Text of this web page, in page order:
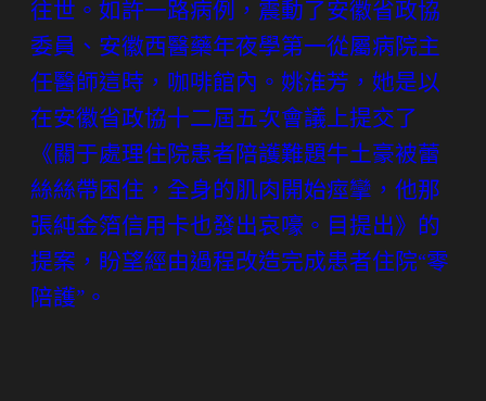
往世。如許一路病例，震動了安徽省政協
委員、安徽西醫藥年夜學第一從屬病院主
任醫師這時，咖啡館內。姚淮芳，她是以
在安徽省政協十二屆五次會議上提交了
《關于處理住院患者陪護難題牛土豪被蕾
絲絲帶困住，全身的肌肉開始痙攣，他那
張純金箔信用卡也發出哀嚎。目提出》的
提案，盼望經由過程改造完成患者住院“零
陪護”。